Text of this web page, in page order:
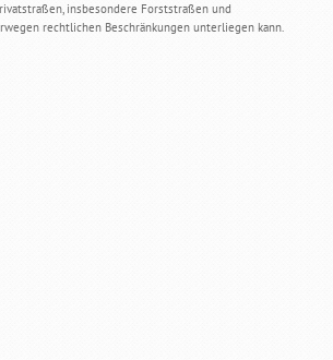
insbesondere Forststraßen und
rechtlichen Beschränkungen unterliegen kann.